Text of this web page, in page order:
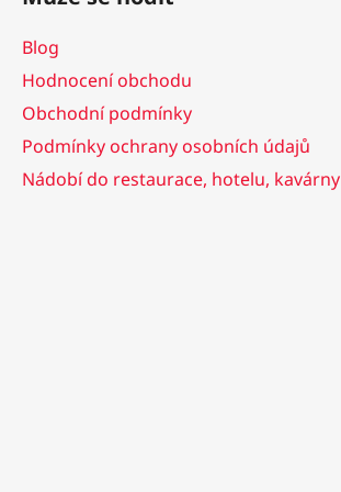
Blog
Hodnocení obchodu
Obchodní podmínky
Podmínky ochrany osobních údajů
Nádobí do restaurace, hotelu, kavárny